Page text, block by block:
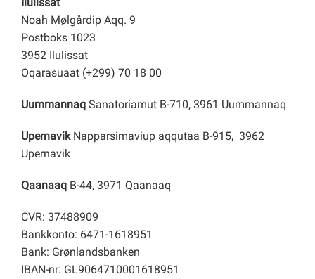
Noah Mølgårdip Aqq. 9
Postboks 1023
3952 Ilulissat
Oqarasuaat (+299) 70 18 00
Uummannaq Sanatoriamut B-710, 3961 Uummannaq
Upernavik Napparsimaviup aqqutaa B-915, 3962
Upernavik
Qaanaaq B-44, 3971 Qaanaaq
CVR: 37488909
Bankkonto: 6471-1618951
Bank: Grønlandsbanken
IBAN-nr: GL9064710001618951